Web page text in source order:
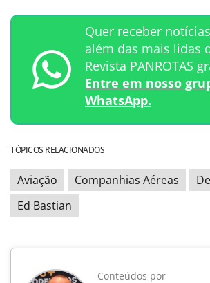
Quer receber
além das mais lidas
Revista PANROTAS
Entre em nosso
WhatsApp.
TÓPICOS RELACIONADOS
Aviação Companhias Aéreas
Ed Bastian
Conteúdos por